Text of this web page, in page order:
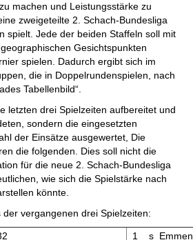
machen und Leistungsstärke zu
zweigeteilte 2. Schach-Bundesliga
spielt. Jede der beiden Staffeln soll mit
Gesichtspunkten
spielen. Dadurch ergibt sich im
die in Doppelrundenspielen, nach
Tabellenbild“.
letzten drei Spielzeiten aufbereitet und
sondern die eingesetzten
der Einsätze ausgewertet, Die
die folgenden. Dies soll nicht die
für die neue 2. Schach-Bundesliga
wie sich die Spielstärke nach
könnte.
der vergangenen drei Spielzeiten:
1 s